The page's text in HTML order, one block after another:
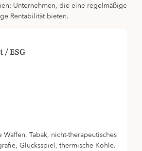
Unternehmen, die eine regelmäßige
Rentabilität bieten.
/ ESG
Tabak, nicht-therapeutisches
Glücksspiel, thermische Kohle.